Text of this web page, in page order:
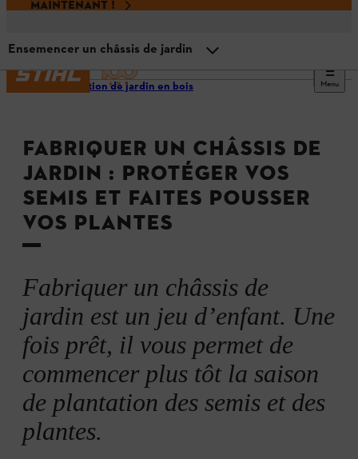
MAINTENANT !
Menu
Décoration de jardin en bois
FABRIQUER UN CHÂSSIS DE
JARDIN : PROTÉGER VOS
SEMIS ET FAITES POUSSER
VOS PLANTES
Fabriquer un châssis de
jardin est un jeu d’enfant. Une
fois prêt, il vous permet de
commencer plus tôt la saison
de plantation des semis et des
plantes.
Ensemencer un châssis de jardin
Pourquoi construire soi-même une serre châssis de
Informations sur le châssis de jardin
Matériel et outils pour fabriquer une serre de jardin
Accessoire du châssis : Instructions de montage
Ensemencer un châssis de jardin
Petit châssis pour tortues